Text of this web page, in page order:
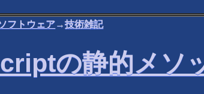
フトウェア→技術雑記
の静的メソ